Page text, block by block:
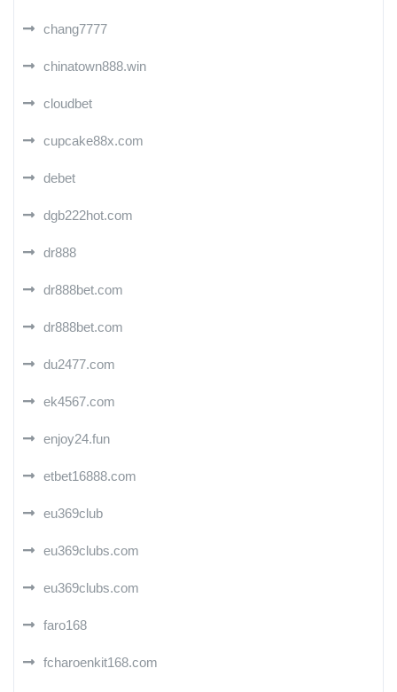
chang7777
chinatown888.win
cloudbet
cupcake88x.com
debet
dgb222hot.com
dr888
dr888bet.com
dr888bet.com
du2477.com
ek4567.com
enjoy24.fun
etbet16888.com
eu369club
eu369clubs.com
eu369clubs.com
faro168
fcharoenkit168.com